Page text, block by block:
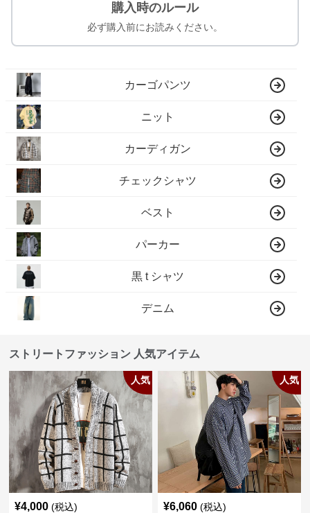
購入時のルール
必ず購入前にお読みください。
カーゴパンツ
ニット
カーディガン
チェックシャツ
ベスト
パーカー
黒 t シャツ
デニム
ストリートファッション 人気アイテム
人気
¥4,000 (税込)
人気
¥6,060 (税込)